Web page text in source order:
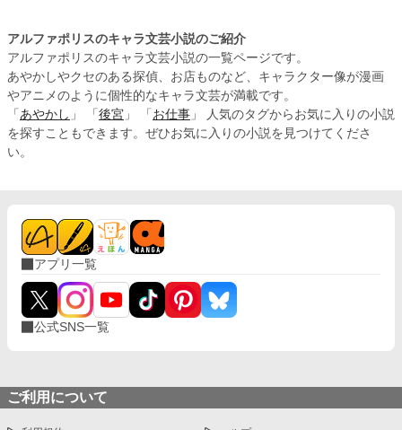
アルファポリスのキャラ文芸小説のご紹介
アルファポリスのキャラ文芸小説の一覧ページです。
あやかしやクセのある探偵、お店ものなど、キャラクター像が漫画
やアニメのように個性的なキャラ文芸が満載です。
「 あやかし 」 「 後宮 」 「 お仕事 」 人気のタグからお気に入りの小説
を探すこともできます。ぜひお気に入りの小説を見つけてくださ
い。
アプリ一覧
公式SNS一覧
ご利用について